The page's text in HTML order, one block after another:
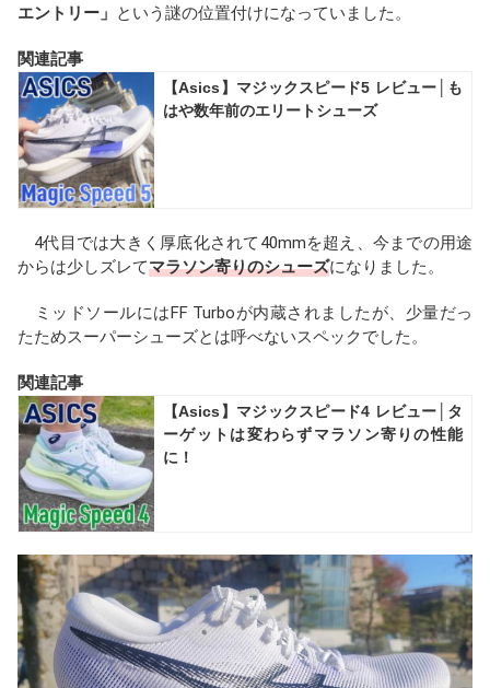
エントリー」 という謎の位置付けになっていました。
関連記事
【Asics】マジックスピード5 レビュー│も
はや数年前のエリートシューズ
4代目では大きく厚底化されて40mmを超え、今までの用途
からは少しズレてマラソン寄りのシューズになりました。
ミッドソールにはFF Turboが内蔵されましたが、少量だっ
たためスーパーシューズとは呼べないスペックでした。
関連記事
【Asics】マジックスピード4 レビュー│タ
ーゲットは変わらずマラソン寄りの性能
に！